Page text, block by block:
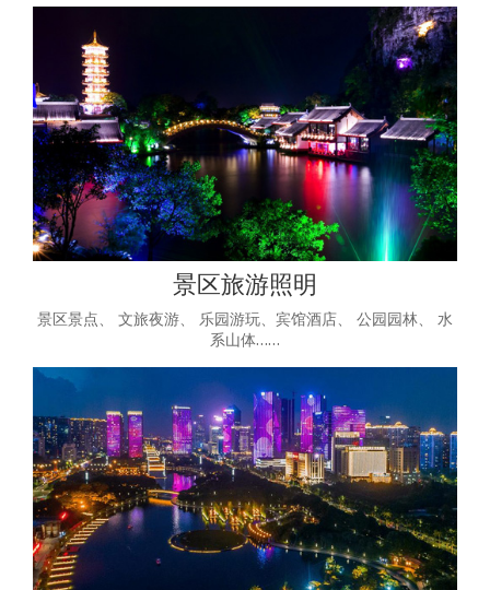
景区旅游照明
景区景点、 文旅夜游、 乐园游玩、宾馆酒店、 公园园林、 水
系山体……